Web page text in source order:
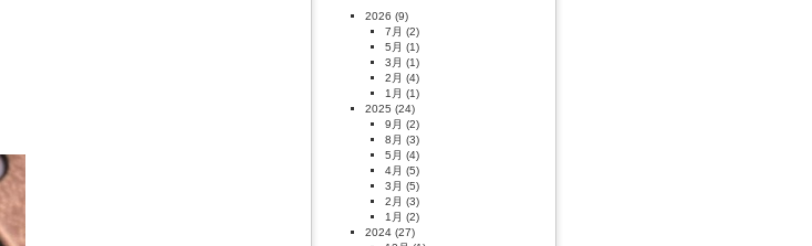
2026 (9)
7月 (2)
5月 (1)
3月 (1)
2月 (4)
1月 (1)
2025 (24)
9月 (2)
8月 (3)
5月 (4)
4月 (5)
3月 (5)
2月 (3)
1月 (2)
2024 (27)